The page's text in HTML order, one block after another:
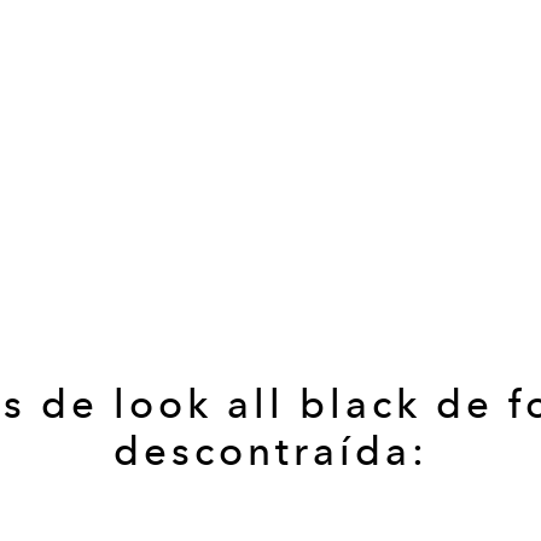
de look all black de
descontraída: